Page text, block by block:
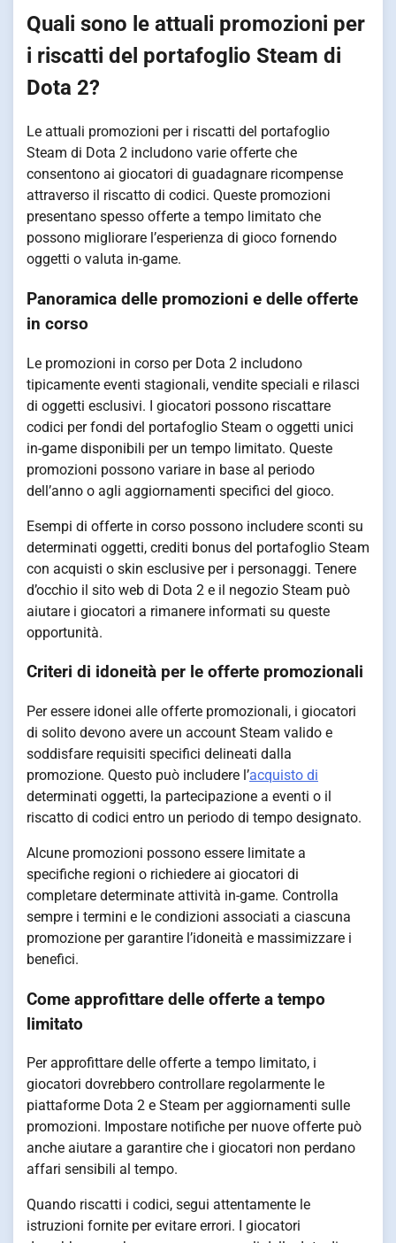
Quali sono le attuali promozioni per
i riscatti del portafoglio Steam di
Dota 2?
Le attuali promozioni per i riscatti del portafoglio
Steam di Dota 2 includono varie offerte che
consentono ai giocatori di guadagnare ricompense
attraverso il riscatto di codici. Queste promozioni
presentano spesso offerte a tempo limitato che
possono migliorare l’esperienza di gioco fornendo
oggetti o valuta in-game.
Panoramica delle promozioni e delle offerte
in corso
Le promozioni in corso per Dota 2 includono
tipicamente eventi stagionali, vendite speciali e rilasci
di oggetti esclusivi. I giocatori possono riscattare
codici per fondi del portafoglio Steam o oggetti unici
in-game disponibili per un tempo limitato. Queste
promozioni possono variare in base al periodo
dell’anno o agli aggiornamenti specifici del gioco.
Esempi di offerte in corso possono includere sconti su
determinati oggetti, crediti bonus del portafoglio Steam
con acquisti o skin esclusive per i personaggi. Tenere
d’occhio il sito web di Dota 2 e il negozio Steam può
aiutare i giocatori a rimanere informati su queste
opportunità.
Criteri di idoneità per le offerte promozionali
Per essere idonei alle offerte promozionali, i giocatori
di solito devono avere un account Steam valido e
soddisfare requisiti specifici delineati dalla
promozione. Questo può includere l’acquisto di
determinati oggetti, la partecipazione a eventi o il
riscatto di codici entro un periodo di tempo designato.
Alcune promozioni possono essere limitate a
specifiche regioni o richiedere ai giocatori di
completare determinate attività in-game. Controlla
sempre i termini e le condizioni associati a ciascuna
promozione per garantire l’idoneità e massimizzare i
benefici.
Come approfittare delle offerte a tempo
limitato
Per approfittare delle offerte a tempo limitato, i
giocatori dovrebbero controllare regolarmente le
piattaforme Dota 2 e Steam per aggiornamenti sulle
promozioni. Impostare notifiche per nuove offerte può
anche aiutare a garantire che i giocatori non perdano
affari sensibili al tempo.
Quando riscatti i codici, segui attentamente le
istruzioni fornite per evitare errori. I giocatori